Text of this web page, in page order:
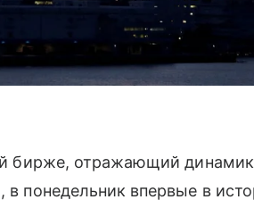
бирже, отражающий
понедельник впервые в